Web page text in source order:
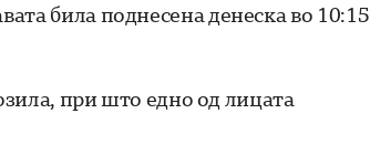
била поднесена денеска во 10:15
при што едно од лицата